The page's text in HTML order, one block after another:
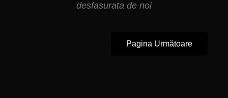
desfasurata de noi
Pagina Următoare